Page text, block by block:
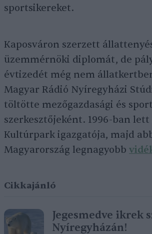
sportsikereket.
Kaposváron szerzett
üzemmérnöki diplomát, de
évtizedét még nem
Magyar Rádió Nyíregyházi
töltötte mezőgazdasági és
szerkesztőjeként. 1996-ban
Kultúrpark igazgatója, majd
Magyarország legnagyobb
Cikkajánló
Jegesmedve ikrek
Nyíregyházán!